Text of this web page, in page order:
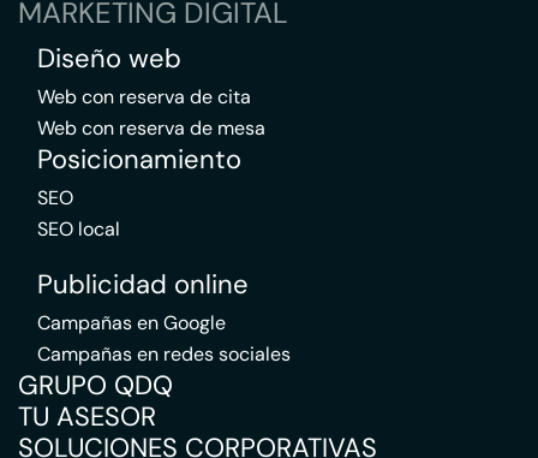
MARKETING DIGITAL
Diseño web
Web con reserva de cita
Web con reserva de mesa
Posicionamiento
SEO
SEO local
Publicidad online
Campañas en Google
Campañas en redes sociales
GRUPO QDQ
TU ASESOR
SOLUCIONES CORPORATIVAS